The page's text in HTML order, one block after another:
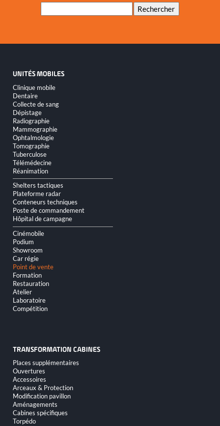
Mots-
Rechercher
UNITÉS MOBILES
Aller
au
contenu
Clinique mobile
Dentaire
Collecte de sang
Dépistage
Radiographie
Mammographie
Ophtalmologie
Tomographie
Tuberculose
Télémédecine
Réanimation
Shelters tactiques
Plateforme radar
Conteneurs techniques
Poste de commandement
Hôpital de campagne
Cinémobile
Podium
Showroom
Car régie
Point de vente
Formation
Restauration
Atelier
Laboratoire
Compétition
TRANSFORMATION CABINES
Aller
au
contenu
Places supplémentaires
Ouvertures
Accessoires
Arceaux & Protection
Modification pavillon
Aménagements
Cabines spécifiques
Torpédo